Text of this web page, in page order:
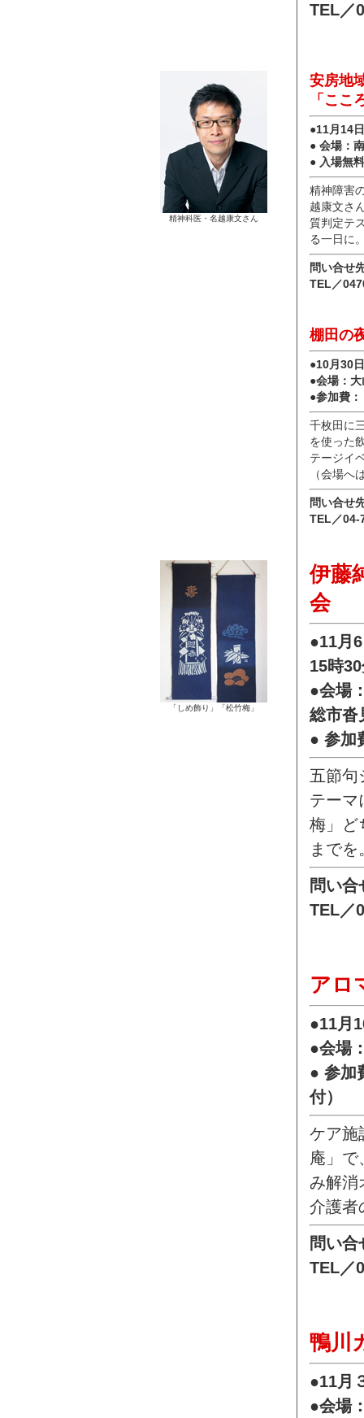
TEL／
精神科医・名越康文さん
安房地
「ここ
●11月14
● 会場：
● 入場無
精神障害
越康文さ
質判定テ
る一日に
問い合せ
TEL／
棚田の
●10月30
●会場：
●参加費
千枚田に
を使った
テージイ
（会場へ
問い合せ
TEL／04-
「しめ飾り」「松竹梅」
伊藤
会
●11月
15時
●会場
総市沓
● 参加
五節句
テーマ
梅」ど
まで
問い合
TEL／
アロ
●11月
●会場
● 参加
付）
ケア施
庵」で
み解消
介護者
問い合
TEL／
鴨川
●11月
●会場